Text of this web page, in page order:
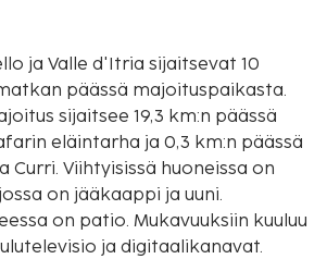
ja Valle d'Itria sijaitsevat 10
päässä majoituspaikasta.
sijaitsee 19,3 km:n päässä
eläintarha ja 0,3 km:n päässä
Curri. Viihtyisissä huoneissa on
on jääkaappi ja uuni.
on patio. Mukavuuksiin kuuluu
ja digitaalikanavat.